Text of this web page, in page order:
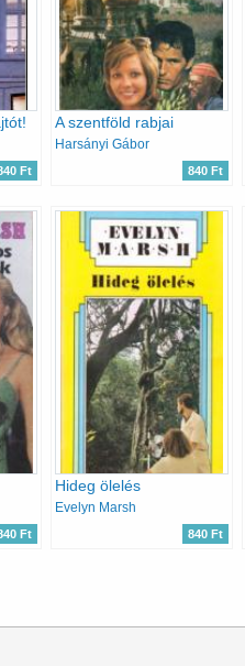
Ft
A szentföld rabjai
Harsányi Gábor
840 Ft
Ft
Hideg ölelés
Evelyn Marsh
840 Ft